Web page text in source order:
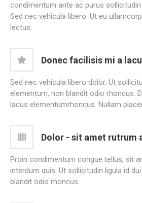
condimentum ante ac purus
Sed nec vehicula libero. Ut eu
lectus.
Donec facilisis mi a
Sed nec vehicula libero dolor. Ut
elementum, non blandit odio rhoncus.
lacus elementumrhoncus. Nullam
Dolor - sit amet rutrum
Proin condimentum congue tellus, sit
interdum quis. Ut sollicitudin ligula id
blandit odio rhoncus.